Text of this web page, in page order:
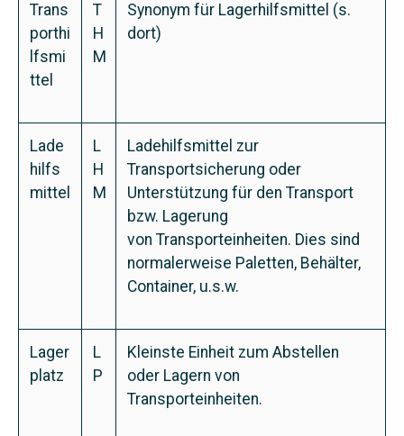
Trans
porthi
lfsmi
ttel
T
H
M
Synonym für Lagerhilfsmittel (s.
dort)
Lade
hilfs
mittel
L
H
M
Ladehilfsmittel zur
Transportsicherung oder
Unterstützung für den Transport
bzw. Lagerung
von Transporteinheiten. Dies sind
normalerweise Paletten, Behälter,
Container, u.s.w.
Lager
platz
L
P
Kleinste Einheit zum Abstellen
oder Lagern von
Transporteinheiten.